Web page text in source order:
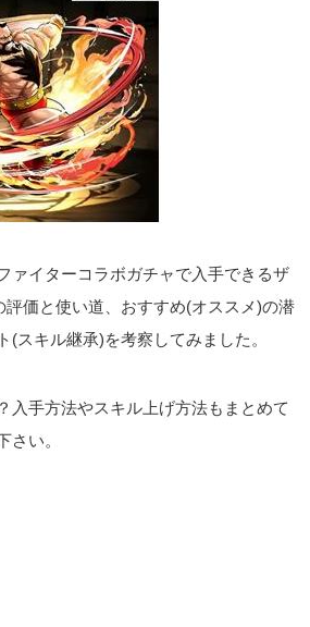
ァイターコラボガチャで入手できるザ
評価と使い道、おすすめ(オススメ)の潜
(スキル継承)を考察してみました。
入手方法やスキル上げ方法もまとめて
さい。